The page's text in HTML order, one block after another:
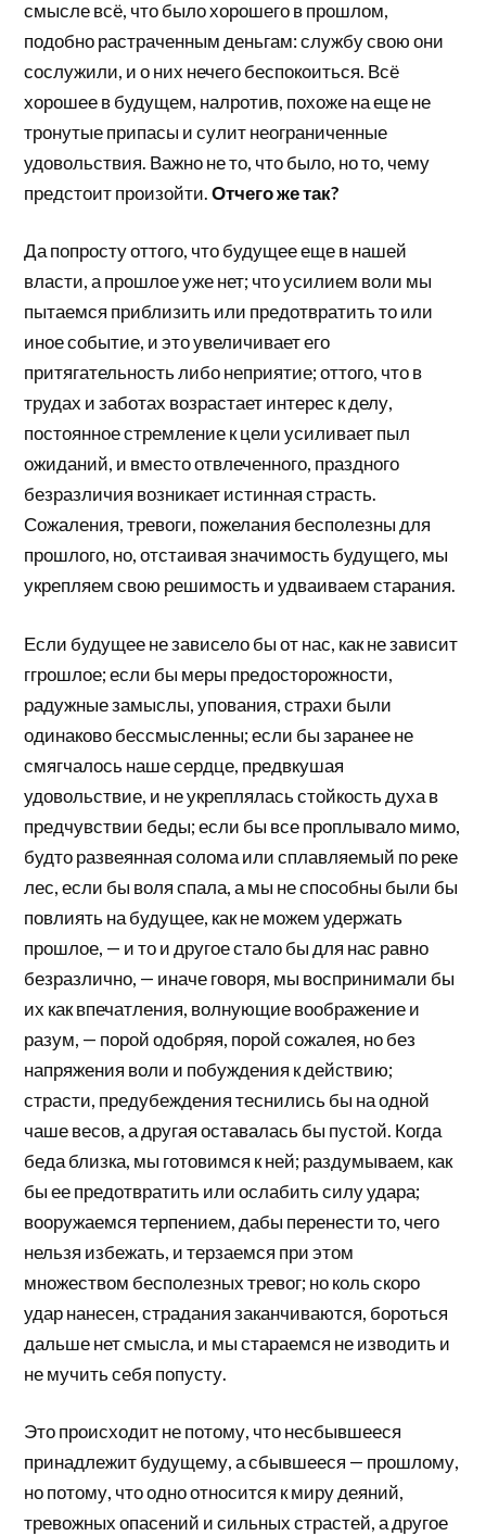
смысле всё, что было хорошего в прошлом,
подобно растраченным деньгам: службу свою они
сослужили, и о них нечего беспокоиться. Всё
хорошее в будущем, налротив, похоже на еще не
тронутые припасы и сулит неограниченные
удовольствия. Важно не то, что было, но то, чему
предстоит произойти.Отчего же так?
Да попросту оттого, что будущее еще в нашей
власти, а прошлое уже нет; что усилием воли мы
пытаемся приблизить или предотвратить то или
иное событие, и это увеличивает его
притягательность либо неприятие; оттого, что в
трудах и заботах возрастает интерес к делу,
постоянное стремление к цели усиливает пыл
ожиданий, и вместо отвлеченного, праздного
безразличия возникает истинная страсть.
Сожаления, тревоги, пожелания бесполезны для
прошлого, но, отстаивая значимость будущего, мы
укрепляем свою решимость и удваиваем старания.
Если будущее не зависело бы от нас, как не зависит
ггрошлое; если бы меры предосторожности,
радужные замыслы, упования, страхи были
одинаково бессмысленны; если бы заранее не
смягчалось наше сердце, предвкушая
удовольствие, и не укреплялась стойкость духа в
предчувствии беды; если бы все проплывало мимо,
будто развеянная солома или сплавляемый по реке
лес, если бы воля спала, а мы не способны были бы
повлиять на будущее, как не можем удержать
прошлое, — и то и другое стало бы для нас равно
безразлично, — иначе говоря, мы воспринимали бы
их как впечатления, волнующие воображение и
разум, — порой одобряя, порой сожалея, но без
напряжения воли и побуждения к действию;
страсти, предубеждения теснились бы на одной
чаше весов, а другая оставалась бы пустой. Когда
беда близка, мы готовимся к ней; раздумываем, как
бы ее предотвратить или ослабить силу удара;
вооружаемся терпением, дабы перенести то, чего
нельзя избежать, и терзаемся при этом
множеством бесполезных тревог; но коль скоро
удар нанесен, страдания заканчиваются, бороться
дальше нет смысла, и мы стараемся не изводить и
не мучить себя попусту.
Это происходит не потому, что несбывшееся
принадлежит будущему, а сбывшееся — прошлому,
но потому, что одно относится к миру деяний,
тревожных опасений и сильных страстей, а другое